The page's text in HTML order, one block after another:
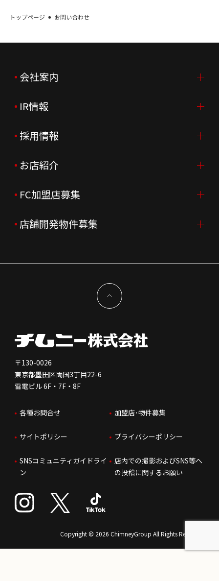
個人情報を直接収集させていただく際には、利用目的を明
用致します。 個人情報を偽りその他の不正な手段により入
情報についての開示・訂正・削除請求、および利用停止・
の情報は保有致しません。 個人情報に関するご指摘に対
して真摯に対応致します。
■当サイトにおける個人情報の種類
お問合せやお客様へのサービス及び情報の提供を行う為
に、お客様から入力いただいたくことがあります。
■個人（顧客）情報の利用目的
1.
お客様からのお問合せ・ご意見への回答のため。
2. ご本人であるかどうかの確認のため。
3. サービスのご案内や新任店長ご挨拶などの目的のた
め。
※ご意見ご要望にお答えするため、弊社社員からご連絡
を差し上げる場合もございます。
■個人情報の管理方法
お客様からいただいた個人情報の管理につきましては細心
へ開示することはありません。 又、下記事項につきまし
ては、事前の許可なく情報を開示することがあります。
当社のアンケート集計委託業者につきましては、機密保
持契約を交わした上で個人情報の管理業務を委託させ
ていただく場合もございます。
トップページ お問い合わせ
会社案内
会社案内TOP
ご挨拶
会社概要
会社沿革
企業理念
新型コロナウイルス対応
IR情報
IR情報TOP
ニュースリリース
月次売上
決算資料
コーポレートガバナンス
免責事項
株価情報
IRお問合せ
採用情報
採用情報TOP
新卒採用
中途採用
会社を知る
人を知る
はたらく環境
人財育成
サステナビリティ
お店紹介
店舗を探す・予約する
よくあるご質問
FC加盟店募集
FC加盟店募集TOP
独立支援について
FC加盟店お問合せ
店舗開発物件募集
〒130-0026
東京都墨田区両国3丁目22-6
雷電ビル 6F・7F・8F
各種お問合せ 加盟店･物件募集
サイトポリシー プライバシーポリシー
SNSコミュニティガイドライ
ン
店内での撮影およびSNS等へ
の投稿に関するお願い
Copyright © 2026 ChimneyGroup All Rights Reserved.